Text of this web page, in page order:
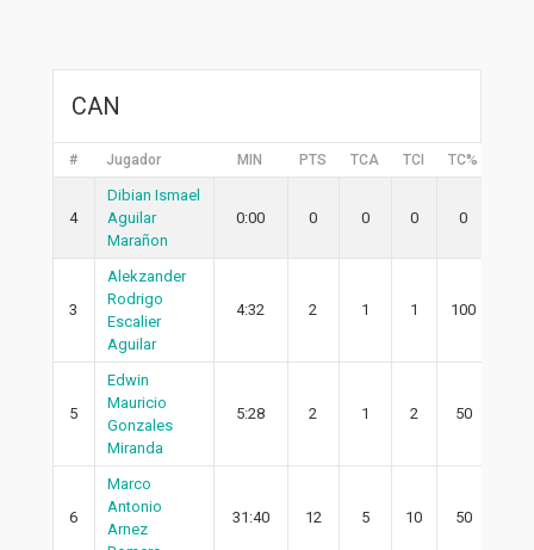
CAN
# Jugador MIN PTS TCA TCI TC%
4
Dibian Ismael
Aguilar
Marañon
0:00 0 0 0 0
3
Alekzander
Rodrigo
Escalier
Aguilar
4:32 2 1 1 100
5
Edwin
Mauricio
Gonzales
Miranda
5:28 2 1 2 50
6
Marco
Antonio
Arnez
31:40 12 5 10 50